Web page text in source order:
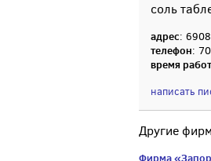
соль
адрес:
телефон:
время
написать
Другие
Фирма